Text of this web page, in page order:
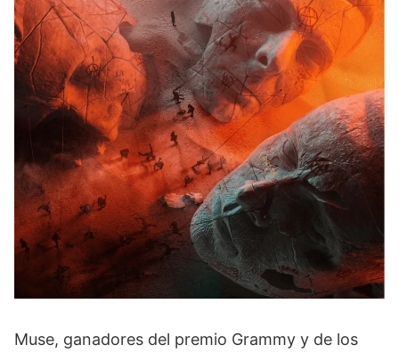
Muse, ganadores del premio Grammy y de los